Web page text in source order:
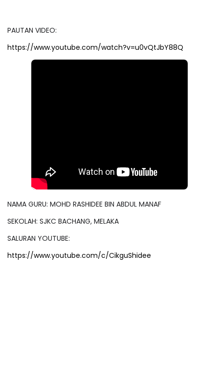
PAUTAN VIDEO:
https://www.youtube.com/watch?v=u0vQtJbY88Q
NAMA GURU: MOHD RASHIDEE BIN ABDUL MANAF
SEKOLAH: SJKC BACHANG, MELAKA
SALURAN YOUTUBE:
https://www.youtube.com/c/CikguShidee